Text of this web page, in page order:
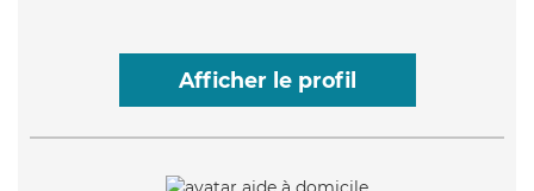
Afficher le profil